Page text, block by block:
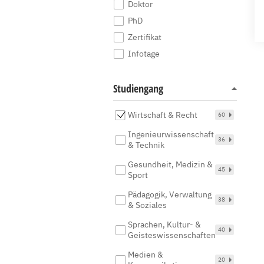
Doktor
PhD
Zertifikat
Infotage
Studiengang
Wirtschaft & Recht 60
Ingenieurwissenschaft
& Technik
36
Gesundheit, Medizin &
Sport
45
Pädagogik, Verwaltung
& Soziales
38
Sprachen, Kultur- &
Geisteswissenschaften
40
Medien &
20